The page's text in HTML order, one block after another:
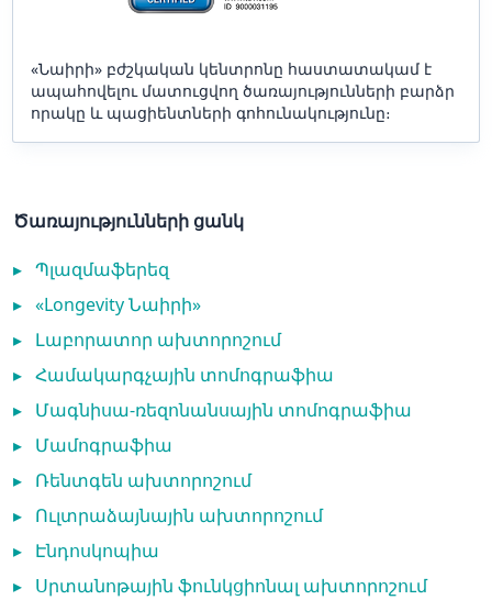
«Նաիրի» բժշկական կենտրոնը հաստատակամ է
ապահովելու մատուցվող ծառայությունների բարձր
որակը և պացիենտների գոհունակությունը։
Ծառայությունների ցանկ
▸ Պլազմաֆերեզ
▸ «Longevity Նաիրի»
▸ Լաբորատոր ախտորոշում
▸ Համակարգչային տոմոգրաֆիա
▸ Մագնիսա-ռեզոնանսային տոմոգրաֆիա
▸ Մամոգրաֆիա
▸ Ռենտգեն ախտորոշում
▸ Ուլտրաձայնային ախտորոշում
▸ Էնդոսկոպիա
▸ Սրտանոթային ֆունկցիոնալ ախտորոշում